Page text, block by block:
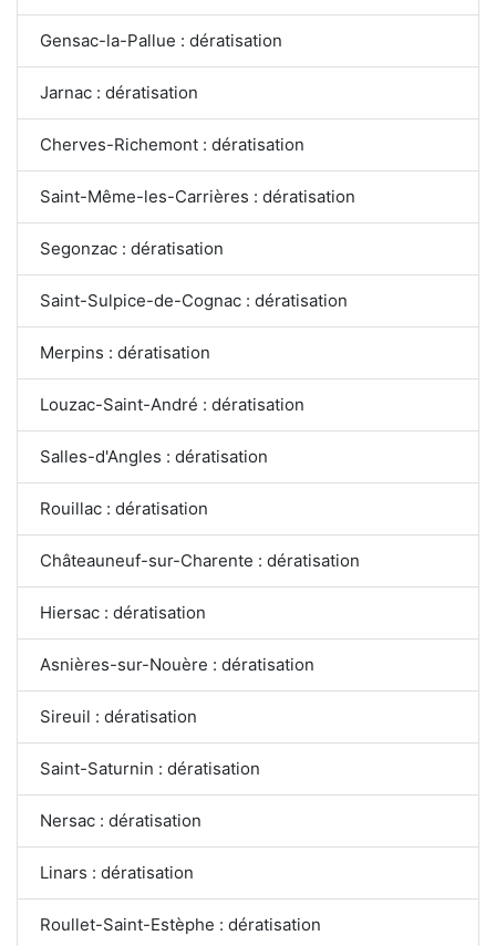
Gensac-la-Pallue : dératisation
Jarnac : dératisation
Cherves-Richemont : dératisation
Saint-Même-les-Carrières : dératisation
Segonzac : dératisation
Saint-Sulpice-de-Cognac : dératisation
Merpins : dératisation
Louzac-Saint-André : dératisation
Salles-d'Angles : dératisation
Rouillac : dératisation
Châteauneuf-sur-Charente : dératisation
Hiersac : dératisation
Asnières-sur-Nouère : dératisation
Sireuil : dératisation
Saint-Saturnin : dératisation
Nersac : dératisation
Linars : dératisation
Roullet-Saint-Estèphe : dératisation